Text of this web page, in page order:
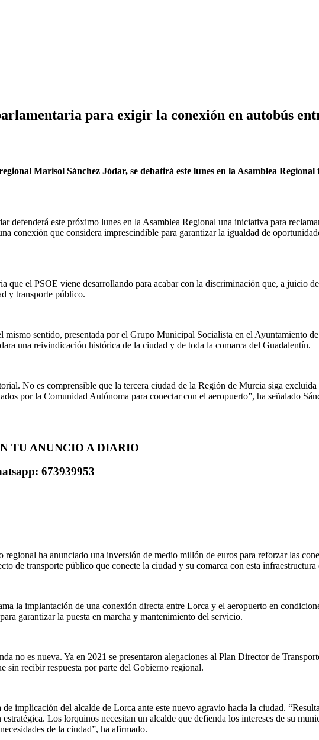
para exigir la conexión en autobús
Marisol Sánchez Jódar, se debatirá este lunes en la Asamblea
defenderá este próximo lunes en la Asamblea Regional una iniciativa para
conexión que considera imprescindible para garantizar la igualdad de
que el PSOE viene desarrollando para acabar con la discriminación que, a juicio
y transporte público.
mismo sentido, presentada por el Grupo Municipal Socialista en el Ayuntamiento
una reivindicación histórica de la ciudad y de toda la comarca del Guadalentín.
No es comprensible que la tercera ciudad de la Región de Murcia siga
por la Comunidad Autónoma para conectar con el aeropuerto”, ha señalado
TU ANUNCIO A DIARIO
673939953
ha anunciado una inversión de medio millón de euros para reforzar las
de transporte público que conecte la ciudad y su comarca con esta infraestructura
la implantación de una conexión directa entre Lorca y el aeropuerto en
garantizar la puesta en marcha y mantenimiento del servicio.
no es nueva. Ya en 2021 se presentaron alegaciones al Plan Director de
sin recibir respuesta por parte del Gobierno regional.
implicación del alcalde de Lorca ante este nuevo agravio hacia la ciudad.
Los lorquinos necesitan un alcalde que defienda los intereses de su
de la ciudad”, ha afirmado.